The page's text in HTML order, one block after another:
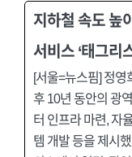
지하철 속도 높
서비스 ‘태그리
[서울=뉴스핌] 정영
후 10년 동안의 광
터 인프라 마련, 자
템 개발 등을 제시